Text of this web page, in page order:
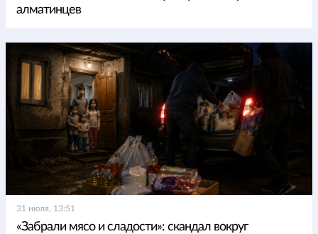
алматинцев
31 июля, 13:51
«Забрали мясо и сладости»: скандал вокруг